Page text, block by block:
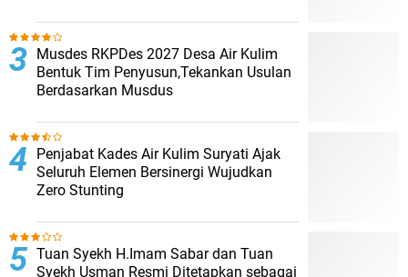
Musdes RKPDes 2027 Desa Air Kulim
Bentuk Tim Penyusun,Tekankan Usulan
Berdasarkan Musdus
Penjabat Kades Air Kulim Suryati Ajak
Seluruh Elemen Bersinergi Wujudkan
Zero Stunting
Tuan Syekh H.Imam Sabar dan Tuan
Syekh Usman Resmi Ditetapkan sebagai